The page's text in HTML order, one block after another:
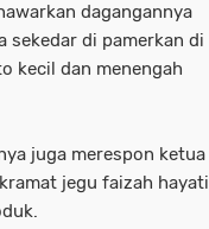
dagangannya
sekedar di pamerkan di
kecil dan menengah
juga merespon ketua
jegu faizah hayati